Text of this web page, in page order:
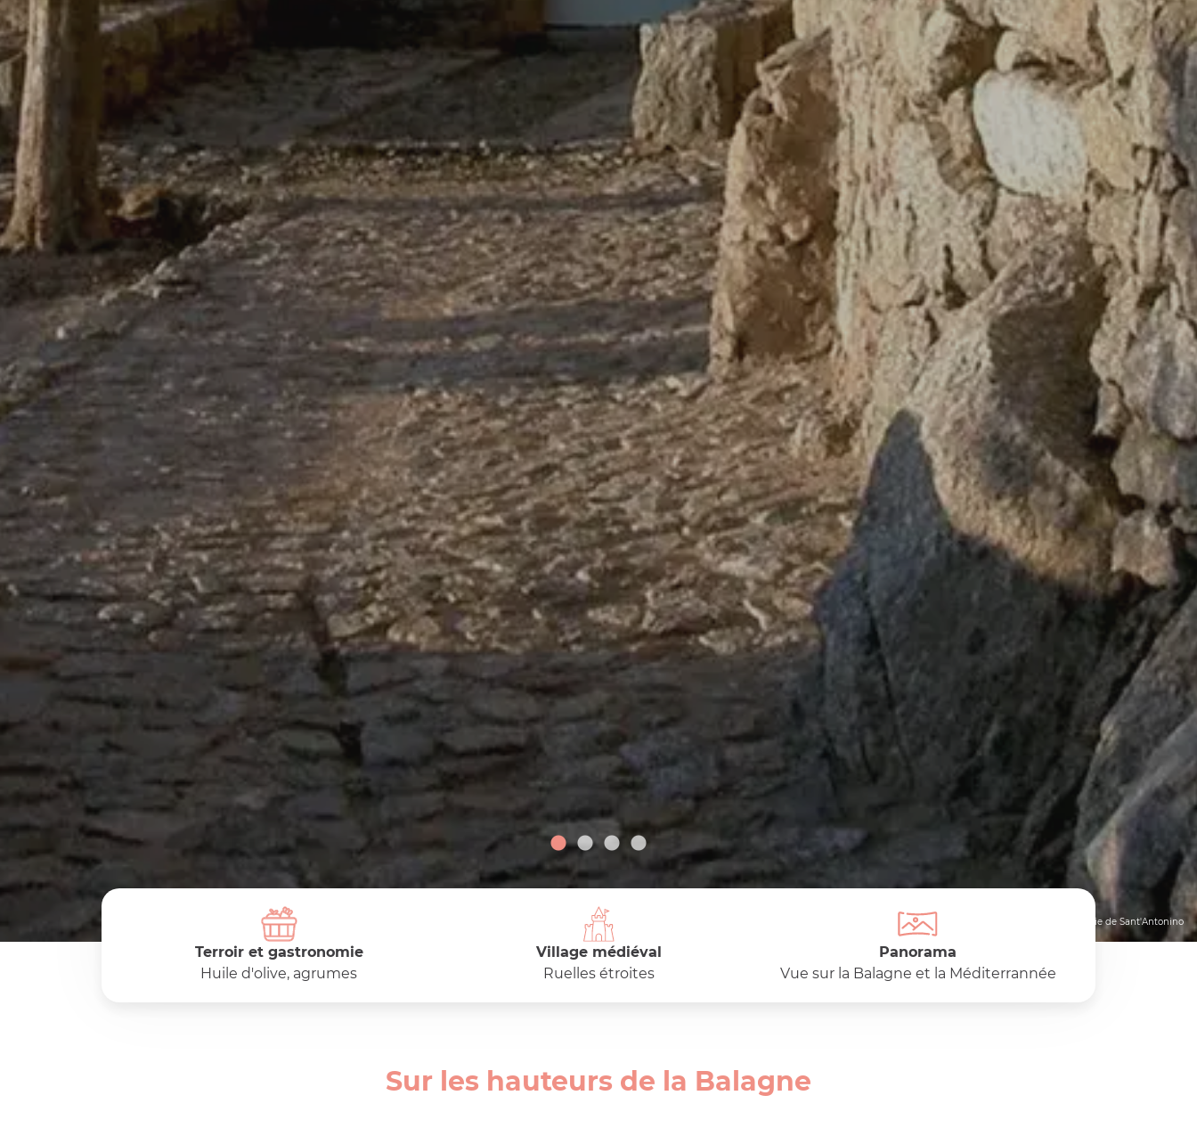
© Mairie de Sant'Antonino
Terroir et gastronomie
Huile d'olive, agrumes
Village médiéval
Ruelles étroites
Panorama
Vue sur la Balagne et la Méditerrannée
Sur les hauteurs de la Balagne